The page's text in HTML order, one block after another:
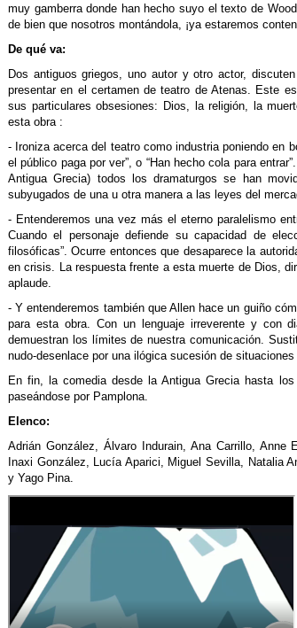
muy gamberra donde han hecho suyo el texto de
de bien que nosotros montándola, ¡ya estaremos
De qué va:
Dos antiguos griegos, uno autor y otro actor,
presentar en el certamen de teatro de Atenas. Este
sus particulares obsesiones: Dios, la religión, la
esta obra :
- Ironiza acerca del teatro como industria poniendo en
el público paga por ver”, o “Han hecho cola para
Antigua Grecia) todos los dramaturgos se han
subyugados de una u otra manera a las leyes del
- Entenderemos una vez más el eterno paralelismo
Cuando el personaje defiende su capacidad de
filosóficas”. Ocurre entonces que desaparece la
en crisis. La respuesta frente a esta muerte de Dios,
aplaude.
- Y entenderemos también que Allen hace un guiño
para esta obra. Con un lenguaje irreverente y con
demuestran los límites de nuestra comunicación.
nudo-desenlace por una ilógica sucesión de
En fin, la comedia desde la Antigua Grecia hasta
paseándose por Pamplona.
Elenco:
Adrián González, Álvaro Indurain, Ana Carrillo,
Inaxi González, Lucía Aparici, Miguel Sevilla, Natalia
y Yago Pina.